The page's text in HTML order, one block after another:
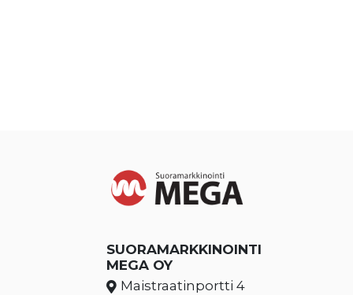
SUORAMARKKINOINTI
MEGA OY
Maistraatinportti 4